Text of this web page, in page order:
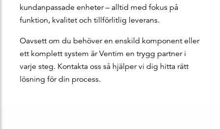
kundanpassade enheter – alltid med fokus på
funktion, kvalitet och tillförlitlig leverans.
Oavsett om du behöver en enskild komponent eller
ett komplett system är Ventim en trygg partner i
varje steg. Kontakta oss så hjälper vi dig hitta rätt
lösning för din process.